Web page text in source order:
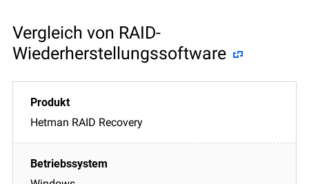
Vergleich von RAID-
Wiederherstellungssoftware
Hetman RAID Recovery